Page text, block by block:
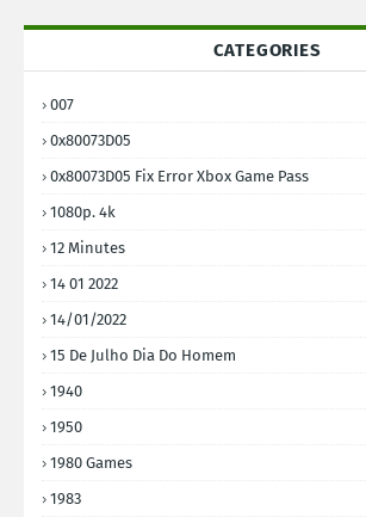
CATEGORIES
007
0x80073D05
0x80073D05 Fix Error Xbox Game Pass
1080p. 4k
12 Minutes
14 01 2022
14/01/2022
15 De Julho Dia Do Homem
1940
1950
1980 Games
1983